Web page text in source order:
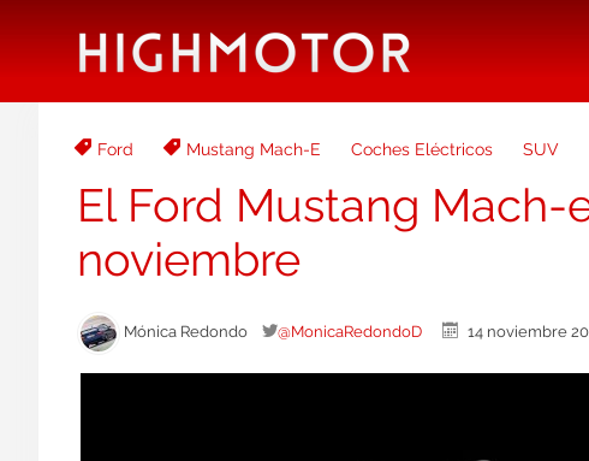
Ford Mustang Mach-E Coches Eléctricos SUV
El Ford Mustang Mach-
noviembre
Mónica Redondo @MonicaRedondoD 14 noviembre